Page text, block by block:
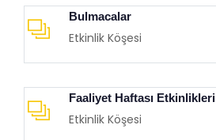
Bulmacalar
Etkinlik Köşesi
Faaliyet Haftası Etkinlikleri
Etkinlik Köşesi